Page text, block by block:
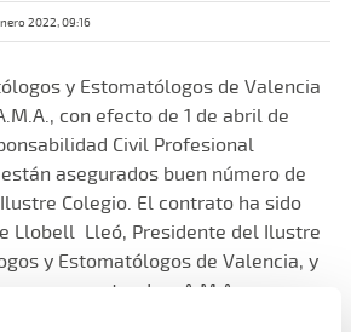
2022, 09:16
y Estomatólogos de Valencia
con efecto de 1 de abril de
Civil Profesional
asegurados buen número de
Colegio. El contrato ha sido
Llobell Lleó, Presidente del Ilustre
y Estomatólogos de Valencia, y
representando a A.M.A. su